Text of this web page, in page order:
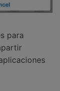
para